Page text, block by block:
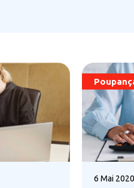
6 Mai 2020